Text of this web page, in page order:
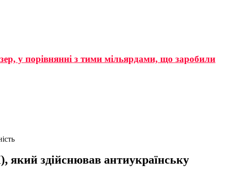
у порівнянні з тими мільярдами, що заробили
який здійснював антиукраїнську